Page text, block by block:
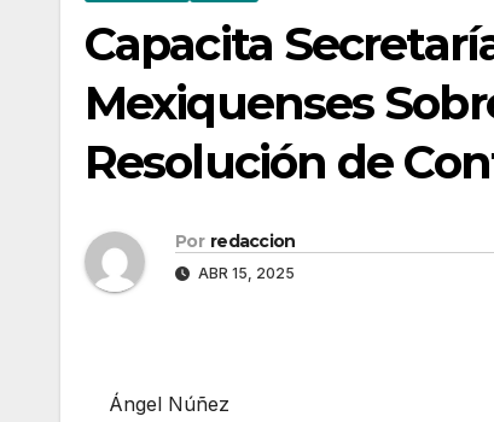
Capacita
Mexiquenses
Resolución de
Por redaccion
ABR 15, 2025
Ángel Núñez